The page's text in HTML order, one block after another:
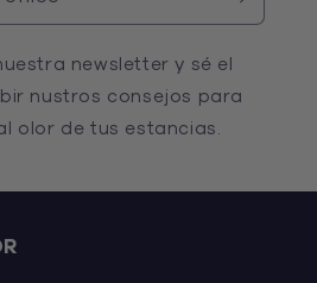
newsletter y sé el
nustros consejos para
olor de tus estancias.